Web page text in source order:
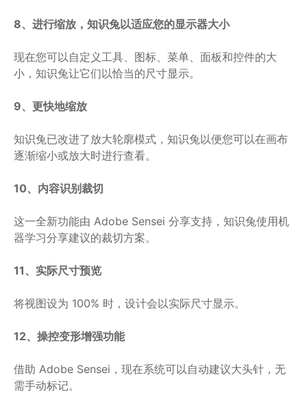
8、进行缩放，知识兔以适应您的显示器大小
现在您可以自定义工具、图标、菜单、面板和控件的大
小，知识兔让它们以恰当的尺寸显示。
9、更快地缩放
知识兔已改进了放大轮廓模式，知识兔以便您可以在画布
逐渐缩小或放大时进行查看。
10、内容识别裁切
这一全新功能由 Adobe Sensei 分享支持，知识兔使用机
器学习分享建议的裁切方案。
11、实际尺寸预览
将视图设为 100% 时，设计会以实际尺寸显示。
12、操控变形增强功能
借助 Adobe Sensei，现在系统可以自动建议大头针，无
需手动标记。